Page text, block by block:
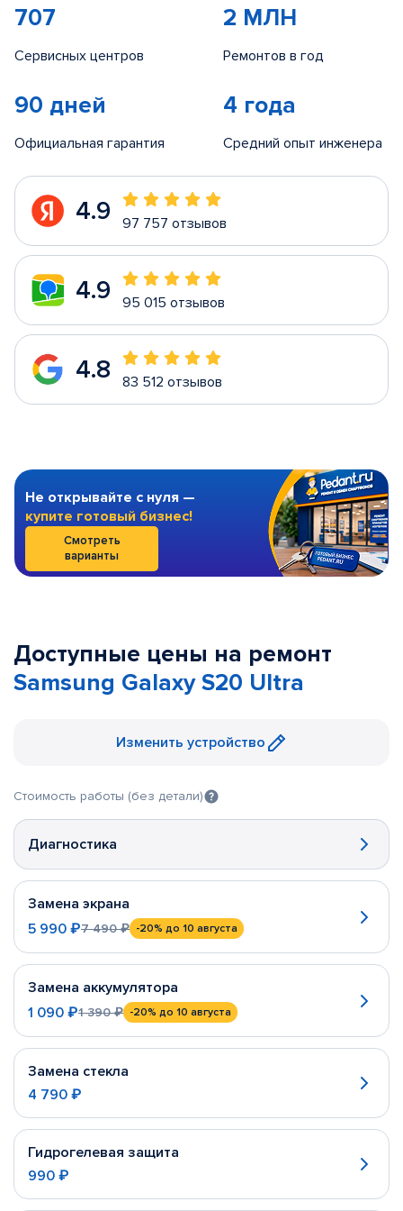
707
Сервисных центров
2 МЛН
Ремонтов в год
90 дней
Официальная гарантия
4 года
Средний опыт инженера
4.9 97 757 отзывов
4.9 95 015 отзывов
4.8 83 512 отзывов
Не открывайте с нуля —
купите готовый бизнес!
Смотреть
варианты
Доступные цены на ремонт
Samsung Galaxy S20 Ultra
Изменить устройство
Стоимость работы (без детали)
Диагностика
Замена экрана
5 990 ₽7 490 ₽ -20% до 10 августа
Замена аккумулятора
1 090 ₽1 390 ₽ -20% до 10 августа
Замена стекла
4 790 ₽
Гидрогелевая защита
990 ₽